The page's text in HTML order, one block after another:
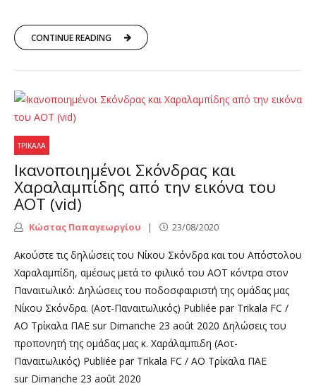
CONTINUE READING
ΤΡΊΚΑΛΑ
Ικανοποιημένοι Σκόνδρας και
Χαραλαμπίδης από την εικόνα του
ΑΟΤ (vid)
Κώστας Παπαγεωργίου 23/08/2020
Ακούστε τις δηλώσεις του Νίκου Σκόνδρα και του Απόστολου
Χαραλαμπίδη, αμέσως μετά το φιλικό του ΑΟΤ κόντρα στον
Παναιτωλικό: Δηλώσεις του ποδοσφαιριστή της ομάδας μας
Νίκου Σκόνδρα. (Αοτ-Παναιτωλικός) Publiée par Trikala FC /
ΑΟ Τρίκαλα ΠΑΕ sur Dimanche 23 août 2020 Δηλώσεις του
προπονητή της ομάδας μας κ. Χαράλαμπιδη (Αοτ-
Παναιτωλικός) Publiée par Trikala FC / ΑΟ Τρίκαλα ΠΑΕ
sur Dimanche 23 août 2020